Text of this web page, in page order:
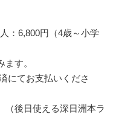
：6,800円（4歳～小学
す。
にてお支払いくださ
後日使える深日洲本ラ